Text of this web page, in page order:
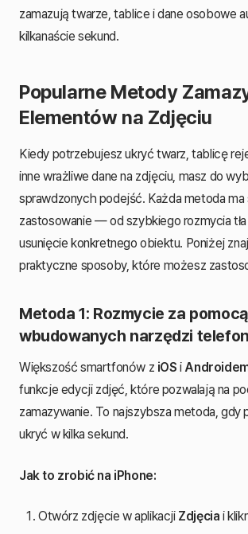
zamazują twarze, tablice i dane osobowe
kilkanaście sekund.
Popularne Metody
Elementów na Zdjęciu
Kiedy potrzebujesz ukryć twarz, tablicę
inne wrażliwe dane na zdjęciu, masz do
sprawdzonych podejść. Każda metoda ma
zastosowanie — od szybkiego rozmycia
usunięcie konkretnego obiektu. Poniżej
praktyczne sposoby, które możesz
Metoda 1: Rozmycie za pomocą
wbudowanych narzędzi
Większość smartfonów z iOS i
funkcje edycji zdjęć, które pozwalają na
zamazywanie. To najszybsza metoda,
ukryć w kilka sekund.
Jak to zrobić na iPhone:
Otwórz zdjęcie w aplikacji Zdjęcia i